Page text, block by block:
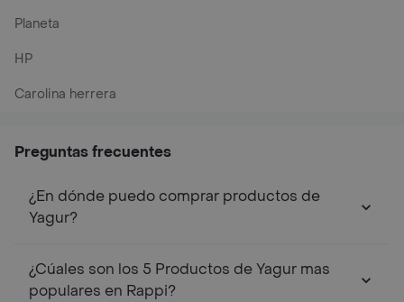
Planeta
HP
Carolina herrera
Preguntas frecuentes
¿En dónde puedo comprar productos de
Yagur?
¿Cúales son los 5 Productos de Yagur mas
populares en Rappi?